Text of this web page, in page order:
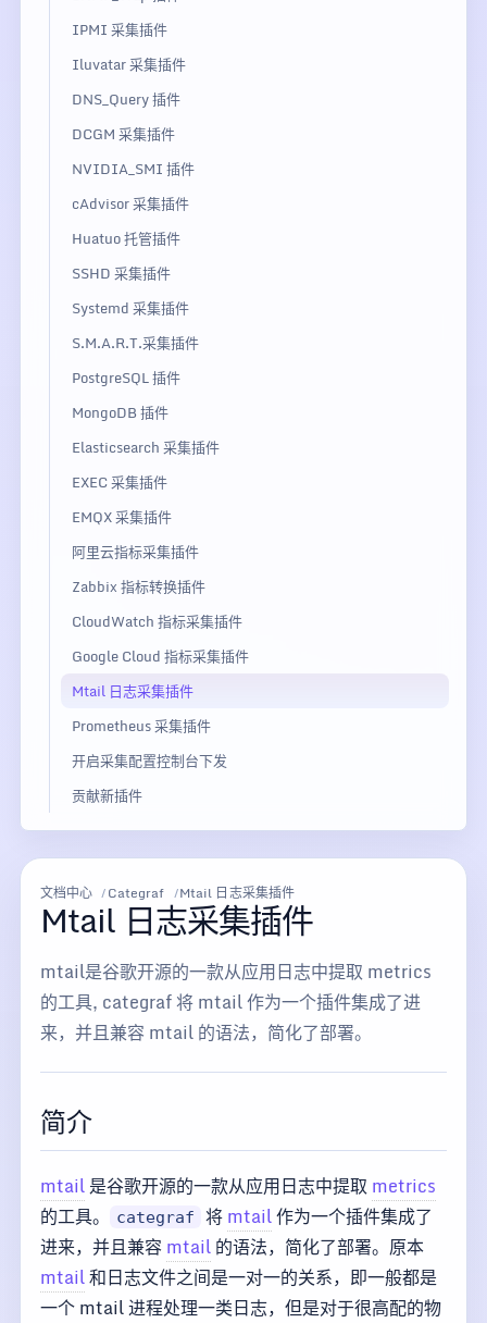
IPMI 采集插件
Iluvatar 采集插件
DNS_Query 插件
DCGM 采集插件
NVIDIA_SMI 插件
cAdvisor 采集插件
Huatuo 托管插件
SSHD 采集插件
Systemd 采集插件
S.M.A.R.T.采集插件
PostgreSQL 插件
MongoDB 插件
Elasticsearch 采集插件
EXEC 采集插件
EMQX 采集插件
阿里云指标采集插件
Zabbix 指标转换插件
CloudWatch 指标采集插件
Google Cloud 指标采集插件
Mtail 日志采集插件
Prometheus 采集插件
开启采集配置控制台下发
贡献新插件
文档中心 Categraf Mtail 日志采集插件
Mtail 日志采集插件
mtail是谷歌开源的一款从应用日志中提取 metrics
的工具, categraf 将 mtail 作为一个插件集成了进
来，并且兼容 mtail 的语法，简化了部署。
简介
mtail是谷歌开源的一款从应用日志中提取metrics
的工具。
categraf 将mtail作为一个插件集成了
进来，并且兼容mtail的语法，简化了部署。原本
mtail和日志文件之间是一对一的关系，即一般都是
一个 mtail 进程处理一类日志，但是对于很高配的物